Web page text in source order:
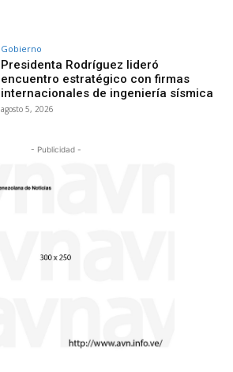
Gobierno
Presidenta Rodríguez lideró
encuentro estratégico con firmas
internacionales de ingeniería sísmica
agosto 5, 2026
- Publicidad -